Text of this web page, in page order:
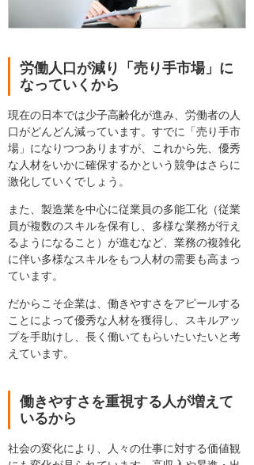
労働人口が減り「売り手市場」に
なっていくから
現在の日本では少子高齢化が進み、労働者の人
口がどんどん減っています。すでに「売り手市
場」になりつつありますが、これから先、優秀
な人材をいかに確保するかという競争はさらに
激化していくでしょう。
また、製造業を中心に従業員の多能工化（従業
員が複数のスキルを保有し、多様な業務が行え
るようになること）が進むなど、業務の複雑化
に伴い多様なスキルをもつ人材の需要も高まっ
ています。
だからこそ企業は、働きやすさをアピールする
ことによって優秀な人材を獲得し、スキルアッ
プを手助けし、長く働いてもらいたいたいと考
えています。
働きやすさを重視する人が増えて
いるから
社会の変化により、人々の仕事に対する価値観